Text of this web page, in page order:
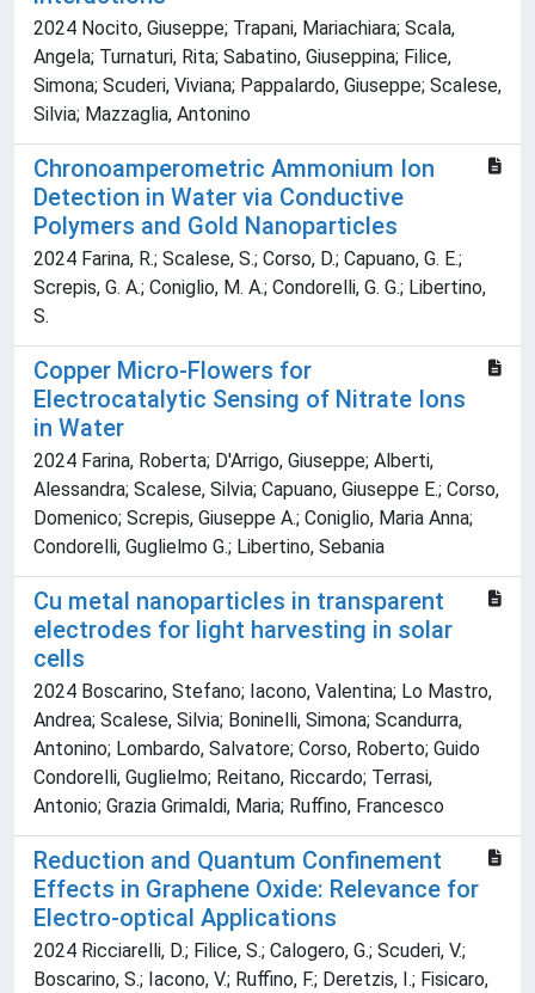
2024 Nocito, Giuseppe; Trapani, Mariachiara; Scala,
Angela; Turnaturi, Rita; Sabatino, Giuseppina; Filice,
Simona; Scuderi, Viviana; Pappalardo, Giuseppe; Scalese,
Silvia; Mazzaglia, Antonino
Chronoamperometric Ammonium Ion
Detection in Water via Conductive
Polymers and Gold Nanoparticles
2024 Farina, R.; Scalese, S.; Corso, D.; Capuano, G. E.;
Screpis, G. A.; Coniglio, M. A.; Condorelli, G. G.; Libertino,
S.
Copper Micro-Flowers for
Electrocatalytic Sensing of Nitrate Ions
in Water
2024 Farina, Roberta; D'Arrigo, Giuseppe; Alberti,
Alessandra; Scalese, Silvia; Capuano, Giuseppe E.; Corso,
Domenico; Screpis, Giuseppe A.; Coniglio, Maria Anna;
Condorelli, Guglielmo G.; Libertino, Sebania
Cu metal nanoparticles in transparent
electrodes for light harvesting in solar
cells
2024 Boscarino, Stefano; Iacono, Valentina; Lo Mastro,
Andrea; Scalese, Silvia; Boninelli, Simona; Scandurra,
Antonino; Lombardo, Salvatore; Corso, Roberto; Guido
Condorelli, Guglielmo; Reitano, Riccardo; Terrasi,
Antonio; Grazia Grimaldi, Maria; Ruffino, Francesco
Reduction and Quantum Confinement
Effects in Graphene Oxide: Relevance for
Electro-optical Applications
2024 Ricciarelli, D.; Filice, S.; Calogero, G.; Scuderi, V.;
Boscarino, S.; Iacono, V.; Ruffino, F.; Deretzis, I.; Fisicaro,